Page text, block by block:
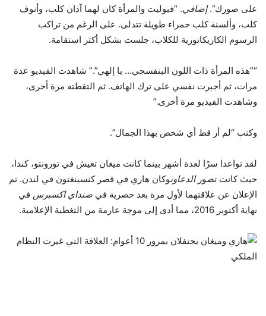
على صورك”.إضافي. “فيوليت والمرأة كان لهما آذان كلب، وأنوف
كلب، وألسنة كلب حمراء طويلة تتدلى. على الرغم من تراكب
الرسوم الكاريكاتورية للكلاب، جلست بشكل أكثر استقامة.
“”هذه المرأة ذات اللون البنفسجي… يا إلهي”.” شاهدت الفيديو عدة
مرات، ثم أجبرت نفسي على ترك الهاتف. ثم التقطته مرة أخرى،
وشاهدت الفيديو مرة أخرى.”
وكتب “لم أر قط أي شخص بهذا الجمال”.
لقد تواعدا سرًا لعدة أشهر بينما كانت ميغان تعيش في تورونتو، كندا،
حيث كانت تصورالدعاوىوكان هاري في قصر كنسينغتون في لندن. تم
الإعلان عن علاقتهما لأول مرة بعد حصرية في صنداي اكسبرس في
نهاية أكتوبر 2016، مما أدى إلى موجة عارمة من التغطية الإعلامية.